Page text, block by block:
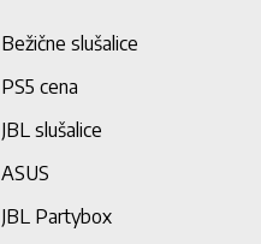
Bežične slušalice
PS5 cena
JBL slušalice
ASUS
JBL Partybox